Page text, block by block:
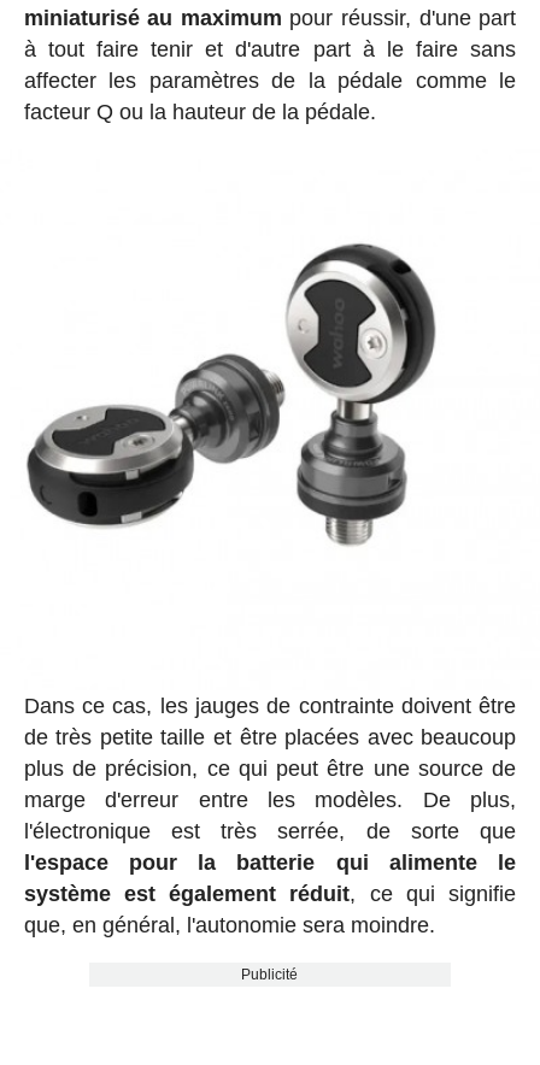
miniaturisé au maximum pour réussir, d'une part
à tout faire tenir et d'autre part à le faire sans
affecter les paramètres de la pédale comme le
facteur Q ou la hauteur de la pédale.
Dans ce cas, les jauges de contrainte doivent être
de très petite taille et être placées avec beaucoup
plus de précision, ce qui peut être une source de
marge d'erreur entre les modèles. De plus,
l'électronique est très serrée, de sorte que
l'espace pour la batterie qui alimente le
système est également réduit, ce qui signifie
que, en général, l'autonomie sera moindre.
Publicité